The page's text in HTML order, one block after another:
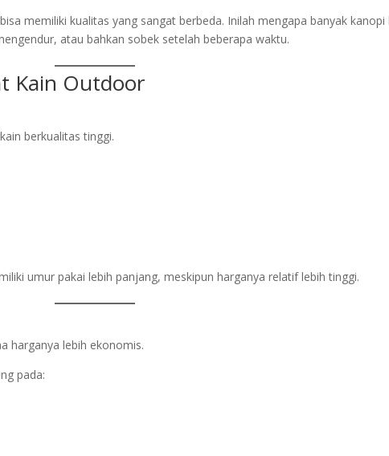
memiliki kualitas yang sangat berbeda. Inilah mengapa banyak kanopi
atau bahkan sobek setelah beberapa waktu.
Kain Outdoor
berkualitas tinggi.
umur pakai lebih panjang, meskipun harganya relatif lebih tinggi.
harganya lebih ekonomis.
pada: